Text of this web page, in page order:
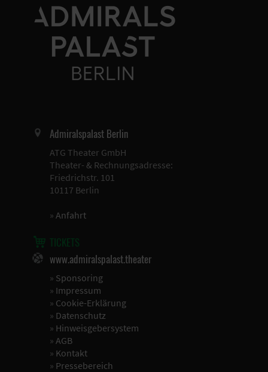
Admiralspalast Berlin
ATG Theater GmbH
Theater- & Rechnungsadresse:
Friedrichstr. 101
10117 Berlin
» Anfahrt
TICKETS
www.admiralspalast.theater
» Sponsoring
» Impressum
» Cookie-Erklärung
» Datenschutz
» Hinweisgebersystem
» AGB
» Kontakt
» Pressebereich